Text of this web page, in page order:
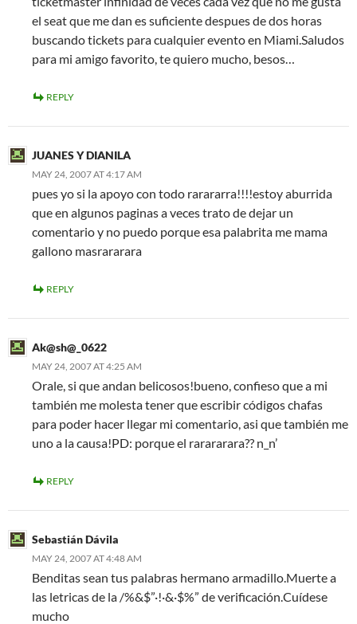
el seat que me dan es suficiente despues de dos horas
buscando tickets para cualquier evento en Miami.Saludos
para mi amigo favorito, te quiero mucho, besos…
REPLY
JUANES Y DIANILA
MAY 24, 2007 AT 4:17 AM
pues yo si la apoyo con todo rarararra!!!!estoy aburrida
que en algunos paginas a veces trato de dejar un
comentario y no puedo porque esa palabrita me mama
gallono masrararara
REPLY
Ak@sh@_0622
MAY 24, 2007 AT 4:25 AM
Orale, si que andan belicosos!bueno, confieso que a mi
también me molesta tener que escribir códigos chafas
para poder hacer llegar mi comentario, asi que también me
uno a la causa!PD: porque el rarararara?? n_n’
REPLY
Sebastián Dávila
MAY 24, 2007 AT 4:48 AM
Benditas sean tus palabras hermano armadillo.Muerte a
las letricas de la /%&$”·!·&·$%” de verificación.Cuídese
mucho